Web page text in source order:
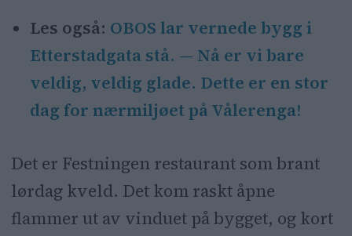
Les også: OBOS lar vernede bygg i
Etterstadgata stå. — Nå er vi bare
veldig, veldig glade. Dette er en stor
dag for nærmiljøet på Vålerenga!
Det er Festningen restaurant som brant
lørdag kveld. Det kom raskt åpne
flammer ut av vinduet på bygget, og kort